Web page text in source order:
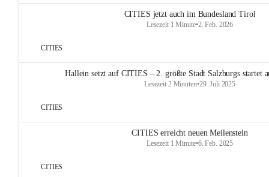
CITIES jetzt auch im Bundesland Tirol
Lesezeit 1 Minute•2. Feb. 2026
CITIES
Hallein setzt auf CITIES – 2. größte Stadt Salzburgs startet
Lesezeit 2 Minuten•29. Juli 2025
CITIES
CITIES erreicht neuen Meilenstein
Lesezeit 1 Minute•6. Feb. 2025
CITIES